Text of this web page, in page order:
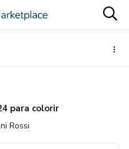
para colorir
Rossi